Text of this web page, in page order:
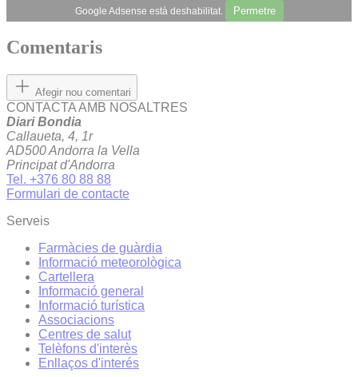
Google Adsense està deshabilitat. Permetre
Comentaris
Afegir nou comentari
CONTACTA AMB NOSALTRES
Diari Bondia
Callaueta, 4, 1r
AD500 Andorra la Vella
Principat d'Andorra
Tel. +376 80 88 88
Formulari de contacte
Serveis
Farmàcies de guàrdia
Informació meteorològica
Cartellera
Informació general
Informació turística
Associacions
Centres de salut
Telèfons d'interès
Enllaços d'interés